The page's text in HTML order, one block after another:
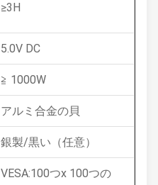
≥3H
5.0V DC
≧ 1000W
アルミ合金の貝
銀製/黒い（任意）
VESA:100つx 100つの